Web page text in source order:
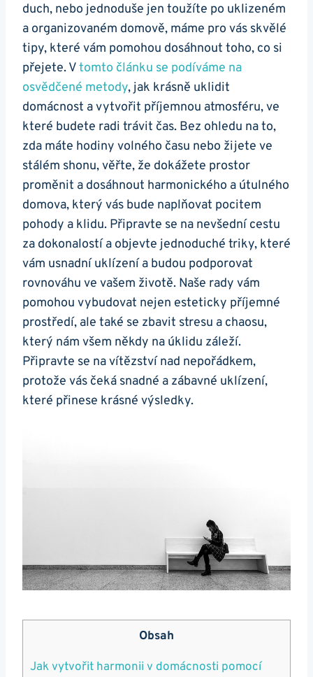
duch, nebo jednoduše jen toužíte po uklizeném
a organizovaném domově, máme pro vás skvělé
tipy, které vám pomohou dosáhnout toho, co si
přejete. Vtomto článku se podíváme na
osvědčené metody, jak krásně uklidit
domácnost a vytvořit příjemnou atmosféru, ve
které budete radi trávit čas. Bez ohledu na to,
zda máte hodiny volného času nebo žijete ve
stálém shonu, věřte, že dokážete prostor
proměnit a dosáhnout harmonického a útulného
domova, který vás bude naplňovat pocitem
pohody a klidu. Připravte se na nevšední cestu
za dokonalostí a objevte jednoduché triky, které
vám usnadní uklízení a budou podporovat
rovnováhu ve vašem životě. Naše rady vám
pomohou vybudovat nejen esteticky příjemné
prostředí, ale také se zbavit stresu a chaosu,
který nám všem někdy na úklidu záleží.
Připravte se na vítězství nad nepořádkem,
protože vás čeká snadné a zábavné uklízení,
které přinese krásné výsledky.
Obsah
Jak vytvořit harmonii v domácnosti pomocí